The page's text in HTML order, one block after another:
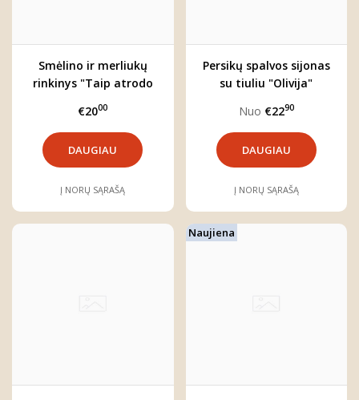
Smėlino ir merliukų
rinkinys "Taip atrodo
€2000
DAUGIAU
Į NORŲ SĄRAŠĄ
Persikų spalvos sijonas
su tiuliu "Olivija"
Nuo €2290
DAUGIAU
Į NORŲ SĄRAŠĄ
Naujiena